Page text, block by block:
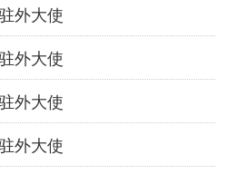
外大使
外大使
外大使
外大使